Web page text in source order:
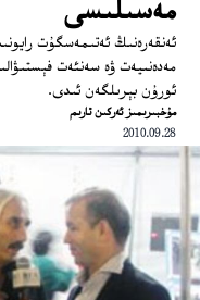
مەسىلىسى
مەدەنىيەت ۋە سەنئەت
ئورۇن بېرىلگەن ئىدى.
ﻣﯘﺧﺒﯩﺮﯨﻤﯩﺰ ﺋﻪﺭﻛﯩﻦ ﺗﺎﺭﯨﻢ
2010.09.28